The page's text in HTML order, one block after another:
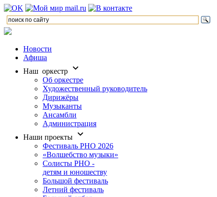
Новости
Афиша
Наш оркестр
Об оркестре
Художественный руководитель
Дирижёры
Музыканты
Ансамбли
Администрация
Наши проекты
Фестиваль РНО 2026
«Волшебство музыки»
Солисты РНО -
детям и юношеству
Большой фестиваль
Летний фестиваль